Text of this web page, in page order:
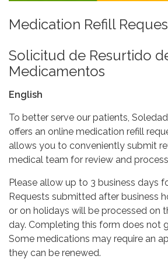
Medication Refill
Solicitud de Resurtido
Medicamentos
English
To better serve our patients,
offers an online medication refill
allows you to conveniently submit
medical team for review and
Please allow up to 3 business days
Requests submitted after business
or on holidays will be processed on
day. Completing this form does not
Some medications may require an
they can be renewed.